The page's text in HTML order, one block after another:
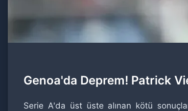
Genoa'da Deprem! Patrick
Serie A'da üst üste alınan kötü